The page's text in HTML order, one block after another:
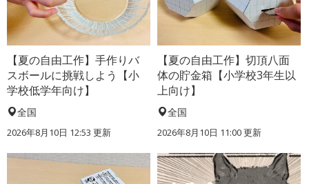
【夏の自由工作】手作りバ
スボールに挑戦しよう【小
学校低学年向け】
全国
2026年8月10日 12:53 更新
【夏の自由工作】切頂八面
体の貯金箱【小学校3年生以
上向け】
全国
2026年8月10日 11:00更新